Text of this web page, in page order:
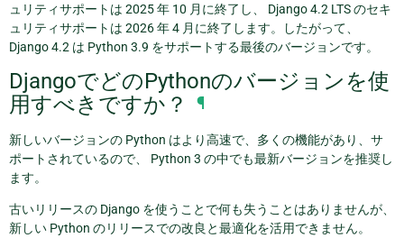
ュリティサポートは 2025 年 10 月に終了し、 Django 4.2 LTS のセキ
ュリティサポートは 2026 年 4 月に終了します。したがって、
Django 4.2 は Python 3.9 をサポートする最後のバージョンです。
DjangoでどのPythonのバージョンを使
用すべきですか？
¶
新しいバージョンの Python はより高速で、多くの機能があり、サ
ポートされているので、 Python 3 の中でも最新バージョンを推奨し
ます。
古いリリースの Django を使うことで何も失うことはありませんが、
新しい Python のリリースでの改良と最適化を活用できません。